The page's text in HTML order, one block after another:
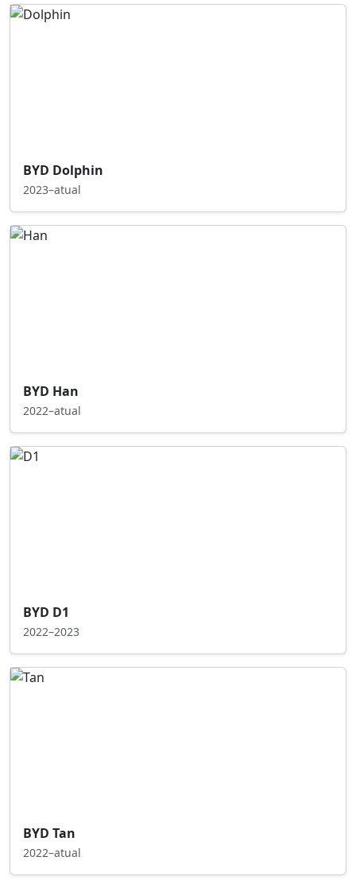
BYD Dolphin
2023–atual
BYD Han
2022–atual
BYD D1
2022–2023
BYD Tan
2022–atual